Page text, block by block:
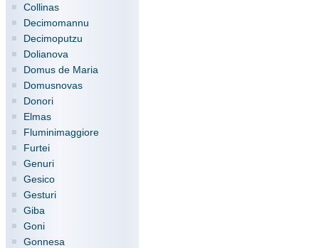
Collinas
Decimomannu
Decimoputzu
Dolianova
Domus de Maria
Domusnovas
Donori
Elmas
Fluminimaggiore
Furtei
Genuri
Gesico
Gesturi
Giba
Goni
Gonnesa